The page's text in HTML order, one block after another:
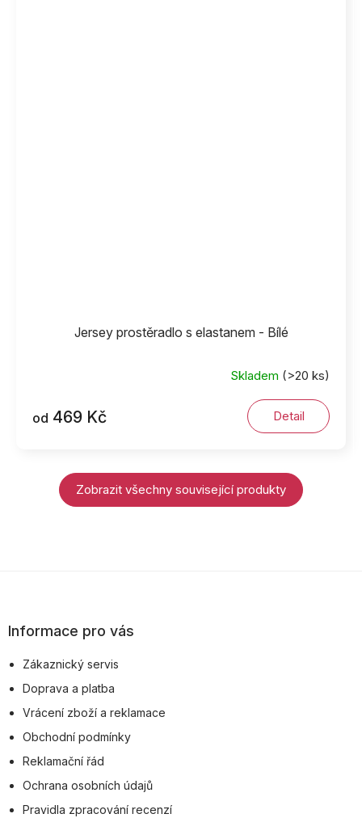
Jersey prostěradlo s elastanem - Bílé
Skladem (>20 ks)
od 469 Kč Detail
Zobrazit všechny související produkty
pInformace pro vás
Zákaznický servis
Doprava a platba
Vrácení zboží a reklamace
Obchodní podmínky
Reklamační řád
Ochrana osobních údajů
Pravidla zpracování recenzí